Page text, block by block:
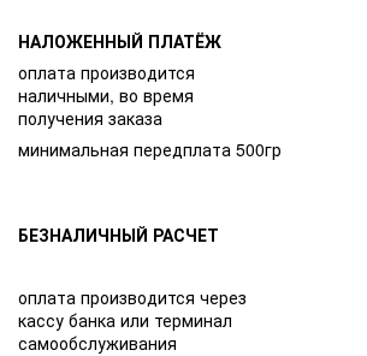
НАЛОЖЕННЫЙ ПЛАТЁЖ
оплата производится
наличными, во время
получения заказа
минимальная передплата 500гр
БЕЗНАЛИЧНЫЙ РАСЧЕТ
оплата производится через
кассу банка или терминал
самообслуживания